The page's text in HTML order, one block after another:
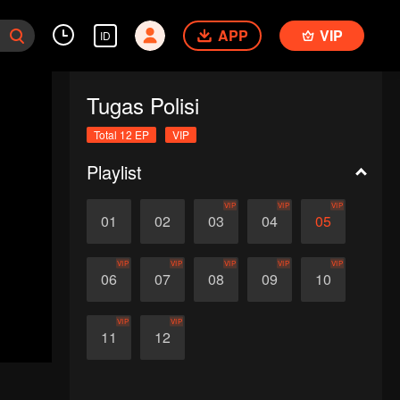
ID APP VIP
Tugas Polisi
Total 12 EP VIP
Playlist
01 02 03
VIP
04
VIP
05
VIP
06
VIP
07
VIP
08
VIP
09
VIP
10
VIP
11
VIP
12
VIP